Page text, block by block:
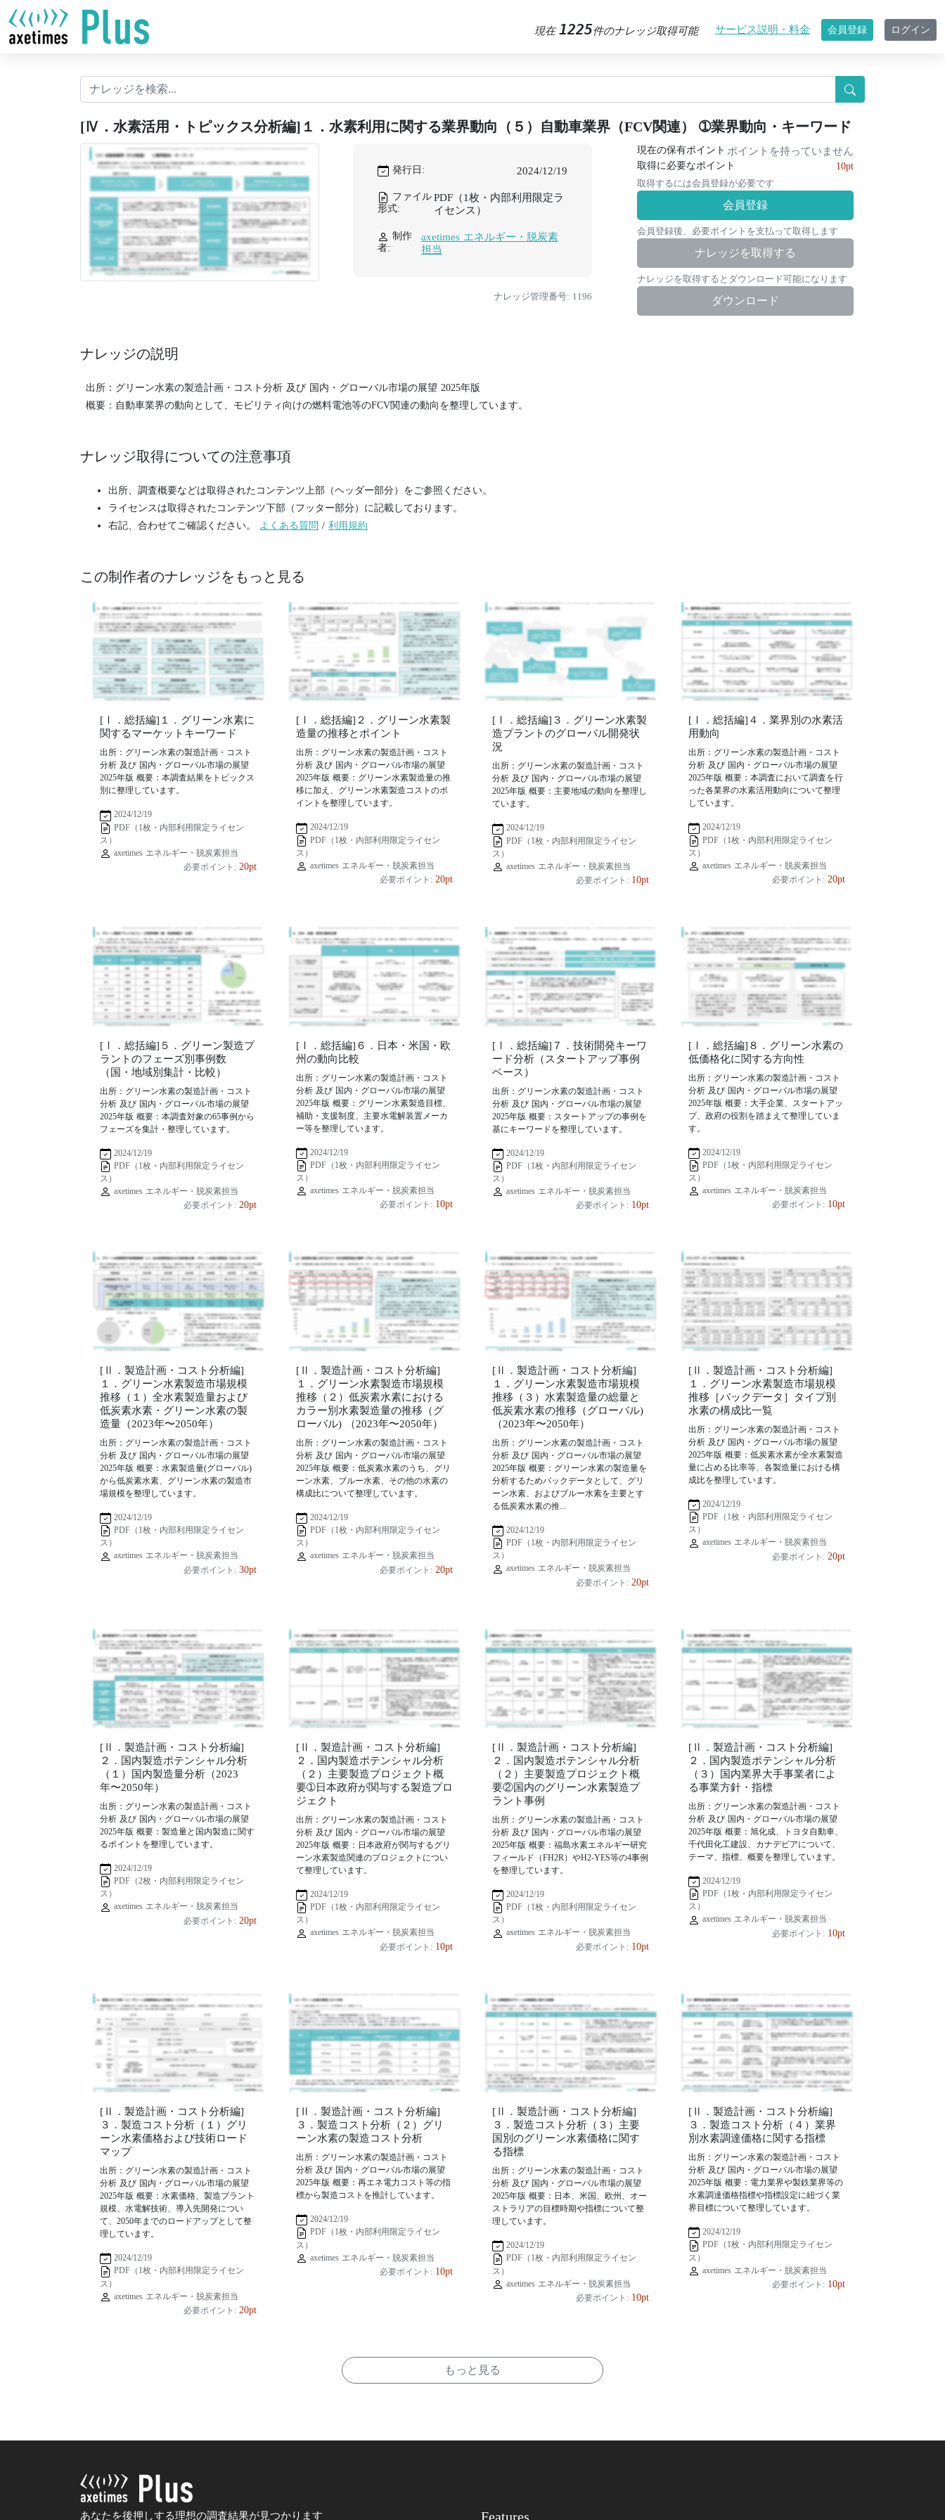
現在1225件のナレッジ取得可能 サービス説明・料金 会員登録 ログイン
[Ⅳ．水素活用・トピックス分析編]１．水素利用に関する業界動向（５）自動車業界（FCV関連） ➀業界動向・キーワード
発行日: 2024/12/19
ファイル
形式:
PDF（1枚・内部利用限定ラ
イセンス）
制作
者:
axetimes エネルギー・脱炭素
担当
ナレッジ管理番号: 1196
現在の保有ポイント ポイントを持っていません
取得に必要なポイント
10pt
取得するには会員登録が必要です
会員登録
会員登録後、必要ポイントを支払って取得します
ナレッジを取得する
ナレッジを取得するとダウンロード可能になります
ダウンロード
ナレッジの説明
出所：グリーン水素の製造計画・コスト分析 及び 国内・グローバル市場の展望 2025年版
概要：自動車業界の動向として、モビリティ向けの燃料電池等のFCV関連の動向を整理しています。
ナレッジ取得についての注意事項
出所、調査概要などは取得されたコンテンツ上部（ヘッダー部分）をご参照ください。
ライセンスは取得されたコンテンツ下部（フッター部分）に記載しております。
右記、合わせてご確認ください。 よくある質問 / 利用規約
この制作者のナレッジをもっと見る
[Ⅰ．総括編]１．グリーン水素に
関するマーケットキーワード
出所：グリーン水素の製造計画・コスト
分析 及び 国内・グローバル市場の展望
2025年版 概要：本調査結果をトピックス
別に整理しています。
2024/12/19
PDF（1枚・内部利用限定ライセン
ス）
axetimes エネルギー・脱炭素担当
必要ポイント: 20pt
[Ⅰ．総括編]２．グリーン水素製
造量の推移とポイント
出所：グリーン水素の製造計画・コスト
分析 及び 国内・グローバル市場の展望
2025年版 概要：グリーン水素製造量の推
移に加え、グリーン水素製造コストのポ
イントを整理しています。
2024/12/19
PDF（1枚・内部利用限定ライセン
ス）
axetimes エネルギー・脱炭素担当
必要ポイント: 20pt
[Ⅰ．総括編]３．グリーン水素製
造プラントのグローバル開発状
況
出所：グリーン水素の製造計画・コスト
分析 及び 国内・グローバル市場の展望
2025年版 概要：主要地域の動向を整理し
ています。
2024/12/19
PDF（1枚・内部利用限定ライセン
ス）
axetimes エネルギー・脱炭素担当
必要ポイント: 10pt
[Ⅰ．総括編]４．業界別の水素活
用動向
出所：グリーン水素の製造計画・コスト
分析 及び 国内・グローバル市場の展望
2025年版 概要：本調査において調査を行
った各業界の水素活用動向について整理
しています。
2024/12/19
PDF（1枚・内部利用限定ライセン
ス）
axetimes エネルギー・脱炭素担当
必要ポイント: 20pt
[Ⅰ．総括編]５．グリーン製造プ
ラントのフェーズ別事例数
（国・地域別集計・比較）
出所：グリーン水素の製造計画・コスト
分析 及び 国内・グローバル市場の展望
2025年版 概要：本調査対象の65事例から
フェーズを集計・整理しています。
2024/12/19
PDF（1枚・内部利用限定ライセン
ス）
axetimes エネルギー・脱炭素担当
必要ポイント: 20pt
[Ⅰ．総括編]６．日本・米国・欧
州の動向比較
出所：グリーン水素の製造計画・コスト
分析 及び 国内・グローバル市場の展望
2025年版 概要：グリーン水素製造目標、
補助・支援制度、主要水電解装置メーカ
ー等を整理しています。
2024/12/19
PDF（1枚・内部利用限定ライセン
ス）
axetimes エネルギー・脱炭素担当
必要ポイント: 10pt
[Ⅰ．総括編]７．技術開発キーワ
ード分析（スタートアップ事例
ベース）
出所：グリーン水素の製造計画・コスト
分析 及び 国内・グローバル市場の展望
2025年版 概要：スタートアップの事例を
基にキーワードを整理しています。
2024/12/19
PDF（1枚・内部利用限定ライセン
ス）
axetimes エネルギー・脱炭素担当
必要ポイント: 10pt
[Ⅰ．総括編]８．グリーン水素の
低価格化に関する方向性
出所：グリーン水素の製造計画・コスト
分析 及び 国内・グローバル市場の展望
2025年版 概要：大手企業、スタートアッ
プ、政府の役割を踏まえて整理していま
す。
2024/12/19
PDF（1枚・内部利用限定ライセン
ス）
axetimes エネルギー・脱炭素担当
必要ポイント: 10pt
[Ⅱ．製造計画・コスト分析編]
１．グリーン水素製造市場規模
推移（１）全水素製造量および
低炭素水素・グリーン水素の製
造量（2023年〜2050年）
出所：グリーン水素の製造計画・コスト
分析 及び 国内・グローバル市場の展望
2025年版 概要：水素製造量(グローバル)
から低炭素水素、グリーン水素の製造市
場規模を整理しています。
2024/12/19
PDF（1枚・内部利用限定ライセン
ス）
axetimes エネルギー・脱炭素担当
必要ポイント: 30pt
[Ⅱ．製造計画・コスト分析編]
１．グリーン水素製造市場規模
推移（２）低炭素水素における
カラー別水素製造量の推移（グ
ローバル) （2023年〜2050年）
出所：グリーン水素の製造計画・コスト
分析 及び 国内・グローバル市場の展望
2025年版 概要：低炭素水素のうち、グリ
ーン水素、ブルー水素、その他の水素の
構成比について整理しています。
2024/12/19
PDF（1枚・内部利用限定ライセン
ス）
axetimes エネルギー・脱炭素担当
必要ポイント: 20pt
[Ⅱ．製造計画・コスト分析編]
１．グリーン水素製造市場規模
推移（３）水素製造量の総量と
低炭素水素の推移（グローバル)
（2023年〜2050年）
出所：グリーン水素の製造計画・コスト
分析 及び 国内・グローバル市場の展望
2025年版 概要：グリーン水素の製造量を
分析するためバックデータとして、グリ
ーン水素、およびブルー水素を主要とす
る低炭素水素の推...
2024/12/19
PDF（1枚・内部利用限定ライセン
ス）
axetimes エネルギー・脱炭素担当
必要ポイント: 20pt
[Ⅱ．製造計画・コスト分析編]
１．グリーン水素製造市場規模
推移［バックデータ］タイプ別
水素の構成比一覧
出所：グリーン水素の製造計画・コスト
分析 及び 国内・グローバル市場の展望
2025年版 概要：低炭素水素が全水素製造
量に占める比率等、各製造量における構
成比を整理しています。
2024/12/19
PDF（1枚・内部利用限定ライセン
ス）
axetimes エネルギー・脱炭素担当
必要ポイント: 20pt
[Ⅱ．製造計画・コスト分析編]
２．国内製造ポテンシャル分析
（１）国内製造量分析（2023
年〜2050年）
出所：グリーン水素の製造計画・コスト
分析 及び 国内・グローバル市場の展望
2025年版 概要：製造量と国内製造に関す
るポイントを整理しています。
2024/12/19
PDF（2枚・内部利用限定ライセン
ス）
axetimes エネルギー・脱炭素担当
必要ポイント: 20pt
[Ⅱ．製造計画・コスト分析編]
２．国内製造ポテンシャル分析
（２）主要製造プロジェクト概
要➀日本政府が関与する製造プロ
ジェクト
出所：グリーン水素の製造計画・コスト
分析 及び 国内・グローバル市場の展望
2025年版 概要：日本政府が関与するグリ
ーン水素製造関連のプロジェクトについ
て整理しています。
2024/12/19
PDF（1枚・内部利用限定ライセン
ス）
axetimes エネルギー・脱炭素担当
必要ポイント: 10pt
[Ⅱ．製造計画・コスト分析編]
２．国内製造ポテンシャル分析
（２）主要製造プロジェクト概
要②国内のグリーン水素製造プ
ラント事例
出所：グリーン水素の製造計画・コスト
分析 及び 国内・グローバル市場の展望
2025年版 概要：福島水素エネルギー研究
フィールド（FH2R）やH2-YES等の4事例
を整理しています。
2024/12/19
PDF（1枚・内部利用限定ライセン
ス）
axetimes エネルギー・脱炭素担当
必要ポイント: 10pt
[Ⅱ．製造計画・コスト分析編]
２．国内製造ポテンシャル分析
（３）国内業界大手事業者によ
る事業方針・指標
出所：グリーン水素の製造計画・コスト
分析 及び 国内・グローバル市場の展望
2025年版 概要：旭化成、トヨタ自動車、
千代田化工建設、カナデビアについて、
テーマ、指標、概要を整理しています。
2024/12/19
PDF（1枚・内部利用限定ライセン
ス）
axetimes エネルギー・脱炭素担当
必要ポイント: 10pt
[Ⅱ．製造計画・コスト分析編]
３．製造コスト分析（１）グリ
ーン水素価格および技術ロード
マップ
出所：グリーン水素の製造計画・コスト
分析 及び 国内・グローバル市場の展望
2025年版 概要：水素価格、製造プラント
規模、水電解技術、導入先開発につい
て、2050年までのロードアップとして整
理しています。
2024/12/19
PDF（1枚・内部利用限定ライセン
ス）
axetimes エネルギー・脱炭素担当
必要ポイント: 20pt
[Ⅱ．製造計画・コスト分析編]
３．製造コスト分析（２）グリ
ーン水素の製造コスト分析
出所：グリーン水素の製造計画・コスト
分析 及び 国内・グローバル市場の展望
2025年版 概要：再エネ電力コスト等の指
標から製造コストを推計しています。
2024/12/19
PDF（1枚・内部利用限定ライセン
ス）
axetimes エネルギー・脱炭素担当
必要ポイント: 10pt
[Ⅱ．製造計画・コスト分析編]
３．製造コスト分析（３）主要
国別のグリーン水素価格に関す
る指標
出所：グリーン水素の製造計画・コスト
分析 及び 国内・グローバル市場の展望
2025年版 概要：日本、米国、欧州、オー
ストラリアの目標時期や指標について整
理しています。
2024/12/19
PDF（1枚・内部利用限定ライセン
ス）
axetimes エネルギー・脱炭素担当
必要ポイント: 10pt
[Ⅱ．製造計画・コスト分析編]
３．製造コスト分析（４）業界
別水素調達価格に関する指標
出所：グリーン水素の製造計画・コスト
分析 及び 国内・グローバル市場の展望
2025年版 概要：電力業界や製鉄業界等の
水素調達価格指標や指標設定に紐づく業
界目標について整理しています。
2024/12/19
PDF（1枚・内部利用限定ライセン
ス）
axetimes エネルギー・脱炭素担当
必要ポイント: 10pt
もっと見る
あなたを後押しする理想の調査結果が見つかります Features